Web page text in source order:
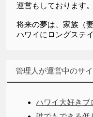
運営もしております。
将来の夢は、家族（
ハワイにロングステ
管理人が運営中のサイ
ハワイ大好きブ